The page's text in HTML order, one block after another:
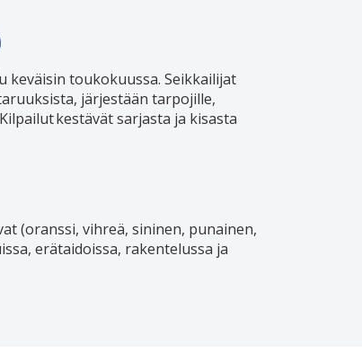
keväisin toukokuussa. Seikkailijat
järjestään tarpojille,
kestävät sarjasta ja kisasta
(oranssi, vihreä, sininen, punainen,
erätaidoissa, rakentelussa ja